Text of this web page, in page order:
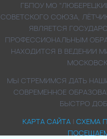
ГБПОУ МО
СОВЕТСКОГО СОЮЗА,
ЯВЛЯЕТСЯ
ПРОФЕССИОНАЛЬНЫМ
НАХОДИТСЯ В ВЕДЕНИИ
МЫ СТРЕМИМСЯ ДАТЬ
СОВРЕМЕННОЕ
БЫСТРО
КАРТА САЙТА | СХЕМА